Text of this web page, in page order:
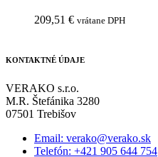
209,51 € vrátane DPH
KONTAKTNÉ ÚDAJE
VERAKO s.r.o.
M.R. Štefánika 3280
07501 Trebišov
Email: verako@verako.sk
Telefón: +421 905 644 754